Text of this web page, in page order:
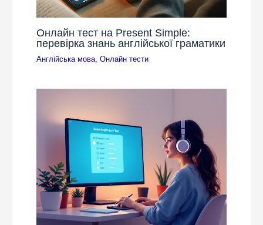
Онлайн тест на Present Simple:
перевірка знань англійської граматики
Англійська мова ,Онлайн тести